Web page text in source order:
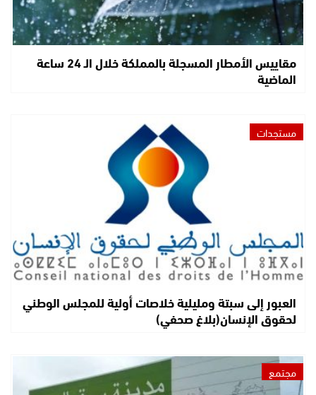
مقاييس الأمطار المسجلة بالمملكة خلال الـ 24 ساعة
الماضية
مستجدات
العبور إلى سبتة ومليلية خلاصات أولية للمجلس الوطني
لحقوق الإنسان(بلاغ صحفي)
مجتمع